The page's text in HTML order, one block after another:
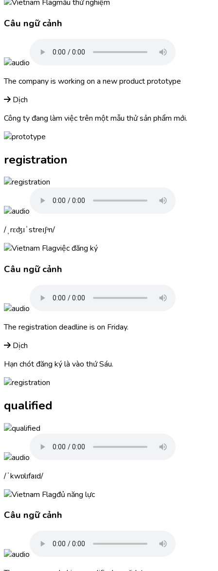
mẫu thử nghiệm
Câu ngữ cảnh
The company is working on a new productprototype
Dịch
Công ty đang làm việc trên một mẫu thử sản phẩm mới.
registration
ˌrɛʤɪˈstreɪʃᵊn
việc đăng ký
Câu ngữ cảnh
The registration deadline is on Friday.
Dịch
Hạn chót đăng ký là vào thứ Sáu.
qualified
ˈkwɒlɪfaɪd
đủ năng lực
Câu ngữ cảnh